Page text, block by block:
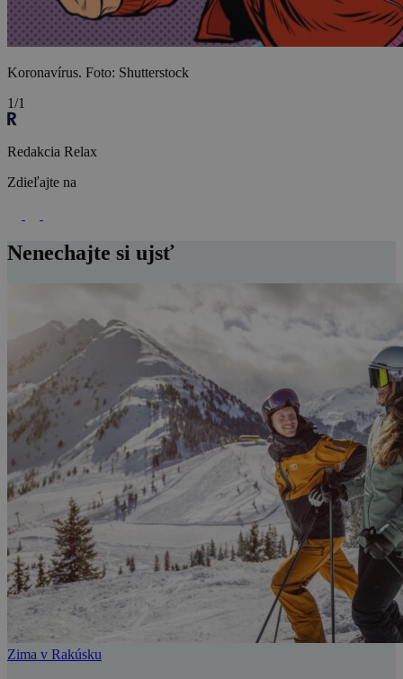
Koronavírus. Foto: Shutterstock
1/1
Redakcia Relax
Zdieľajte na
Nenechajte si ujsť
Zima v Rakúsku